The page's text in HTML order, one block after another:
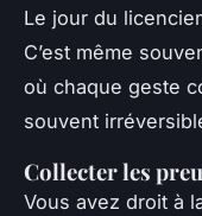
Le jour du
C’est même
où chaque geste
souvent
Collecter les
Vous avez droit à